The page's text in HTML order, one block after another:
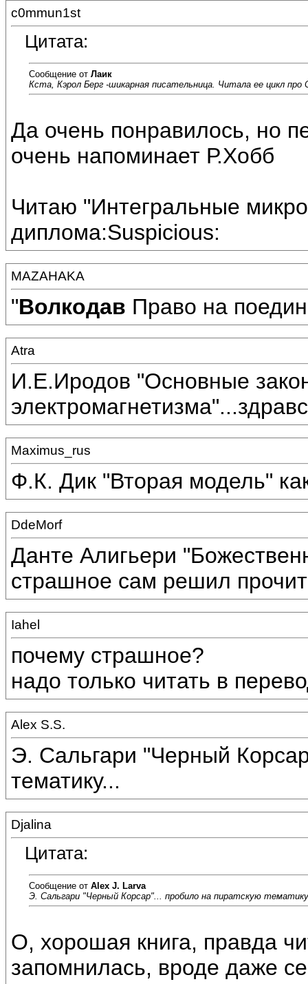
c0mmun1st
Цитата:
Сообщение от Лаик
Кста, Кэрол Берг -шикарная писательница. Читала ее цикл
Да очень понравилось, но
очень напоминает Р.Хобб
Читаю "Интегральные
диплома:Suspicious:
MAZAHAKA
"Волкодав Право на
Atra
И.Е.Иродов "Основные
Maximus_rus
Ф.К. Дик "Вторая модель"
DdeMorf
Данте Алигьери
страшное сам решил
Iahel
почему страшное?
надо только читать в
Alex S.S.
Э. Сальгари "Черный
тематику...
Djalina
Цитата:
Сообщение от Alex J. Larva
Э. Сальгари "Черный Корсар"... пробило на пиратскую
О, хорошая книга, правда
запомнилась, вроде даже